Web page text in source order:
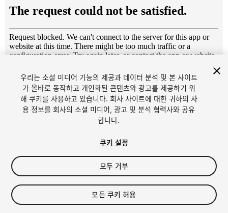
1/12
$19.99
세금/부가세는 결제 시 반영됩니다.
우리는 소셜 미디어 기능의 제공과 데이터 분석 및 본 사이트
가 올바로 동작하고 개인화된 콘텐츠와 광고를 제공하기 위
해 쿠키를 사용하고 있습니다. 회사 사이트에 대한 귀하의 사
용 정보를 회사의 소셜 미디어, 광고 및 분석 협력사와 공유
합니다.
쿠키 설정
모두 거부
모든 쿠키 허용